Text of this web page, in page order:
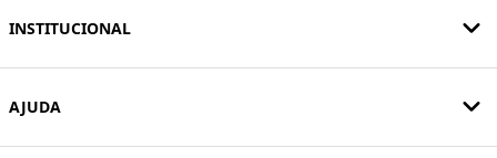
INSTITUCIONAL
AJUDA